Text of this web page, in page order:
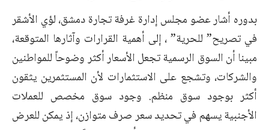
بدوره أشار عضو مجلس إدارة غرفة تجارة دمشق، لؤي الأشقر
في تصريح” للحرية” ، إلى أهمية القرارات وآثارها المتوقعة،
مبينا أن السوق الرسمية تجعل الأسعار أكثر وضوحاً للمواطنين
والشركات، وتشجع على الاستثمارات لأن المستثمرين يثقون
أكثر بوجود سوق منظم. وجود سوق مخصص للعملات
الأجنبية يسهم في تحديد سعر صرف متوازن، إذ يمكن للعرض